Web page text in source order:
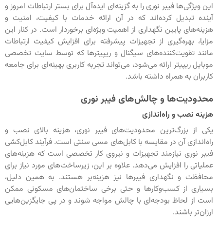
این ویژگی‌ها فیبر نوری را به گزینه‌ای ایده‌آل برای بستر ارتباطات امروز و
آینده تبدیل کرده‌اند که در آن ارائه خدمات با کیفیت، امنیت و
هزینه‌های پایین نگهداری از اهمیت ویژه‌ای برخوردار است. در کنار این
مزایا، بهره‌گیری از تجهیزات پیشرفته برای افزایش کیفیت ارتباطات
مانند تقویت‌کننده‌های سیگنال و ریپیترها که توسط سایت تخصصی
موبایل ریپیتر ارائه می‌شود، می‌تواند تجربه کاربری بهینه‌ای برای جامعه
کاربران به همراه داشته باشد.
محدودیت‌ها و چالش‌های فیبر نوری
هزینه نصب و راه‌اندازی
یکی از بزرگ‌ترین محدودیت‌های فیبر نوری، هزینه بالای نصب و
راه‌اندازی آن در مقایسه با کابل‌های مسی سنتی است. فرآیند کابل‌کشی
فیبر نوری نیازمند تجهیزات و نیروی کار تخصصی است که هزینه‌های
عملیاتی را افزایش می‌دهد. علاوه بر این، زیرساخت‌های مورد نیاز برای
محافظت و نگهداری فیبرها نیز هزینه‌بر هستند. به همین دلیل،
بسیاری از کسب‌وکارها و حتی برخی ساختمان‌های مسکونی ممکن
است از لحاظ بودجه‌ای با چالش مواجه شوند و در پی جایگزین‌هایی
ارزان‌تر باشند.